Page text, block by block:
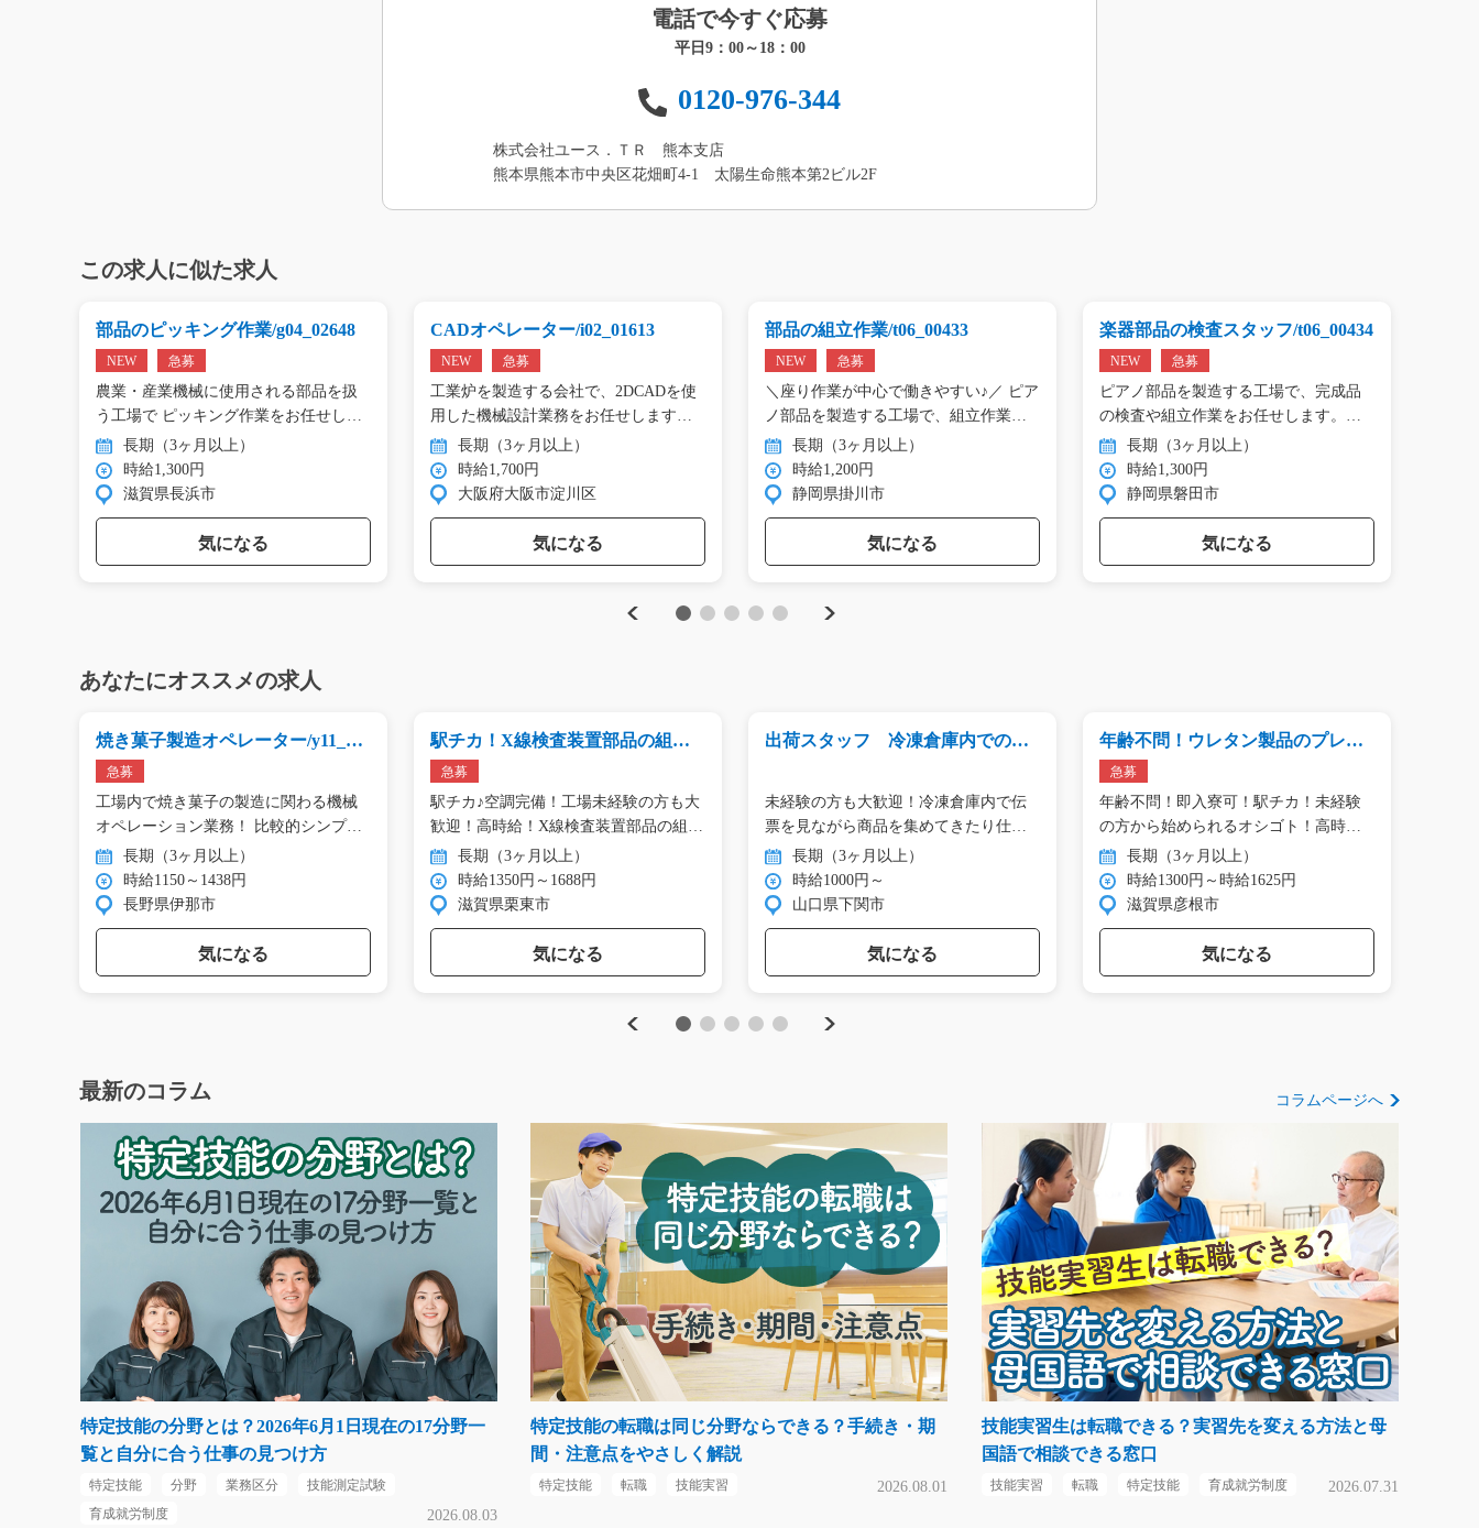
電話で今すぐ応募
平日9：00～18：00
0120-976-344
株式会社ユース．ＴＲ 熊本支店
熊本県熊本市中央区花畑町4-1 太陽生命熊本第2ビル2F
この求人に似た求人
Previous
部品のピッキング作業/g04_02648
NEW 急募
農業・産業機械に使用される部品を扱
う工場で ピッキング作業をお任せし
ま… 長期（3ヶ月以上）
時給1,300円
滋賀県長浜市
気になる
CADオペレーター/i02_01613
NEW 急募
工業炉を製造する会社で、2DCADを使
用した機械設計業務をお任せします。
…
長期（3ヶ月以上）
時給1,700円
大阪府大阪市淀川区
気になる
部品の組立作業/t06_00433
NEW 急募
＼座り作業が中心で働きやすい♪／ ピア
ノ部品を製造する工場で、組立作業…
長期（3ヶ月以上）
時給1,200円
静岡県掛川市
気になる
楽器部品の検査スタッフ/t06_00434
NEW 急募
ピアノ部品を製造する工場で、完成品
の検査や組立作業をお任せします。
目… 長期（3ヶ月以上）
時給1,300円
静岡県磐田市
気になる
Next
あなたにオススメの求人
Previous
焼き菓子製造オペレーター/y11_01
032急募
工場内で焼き菓子の製造に関わる機械
オペレーション業務！ 比較的シンプ
ル… 長期（3ヶ月以上）
時給1150～1438円
長野県伊那市
気になる
駅チカ！X線検査装置部品の組み
立て/g04_01792
急募
駅チカ♪空調完備！工場未経験の方も大
歓迎！高時給！X線検査装置部品の組…
長期（3ヶ月以上）
時給1350円～1688円
滋賀県栗東市
気になる
出荷スタッフ 冷凍倉庫内での作
未経験の方も大歓迎！冷凍倉庫内で伝
票を見ながら商品を集めてきたり仕
分… 長期（3ヶ月以上）
時給1000円～
山口県下関市
気になる
年齢不問！ウレタン製品のプレ
ス・バリ取り/g04_01134
急募
年齢不問！即入寮可！駅チカ！未経験
の方から始められるオシゴト！高時
給… 長期（3ヶ月以上）
時給1300円～時給1625円
滋賀県彦根市
気になる
Next
最新のコラム コラムページへ
特定技能の分野とは？2026年6月1日現在の17分野一
覧と自分に合う仕事の見つけ方
特定技能 分野 業務区分
技能測定試験
育成就労制度
2026.08.03
特定技能の転職は同じ分野ならできる？手続き・期
間・注意点をやさしく解説
特定技能 転職 技能実習 2026.08.01
技能実習生は転職できる？実習先を変える方法と母
国語で相談できる窓口
技能実習 転職 特定技能 育成就労制度 2026.07.31